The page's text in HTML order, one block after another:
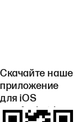
Скачайте наше
приложение
для iOS
или Android.